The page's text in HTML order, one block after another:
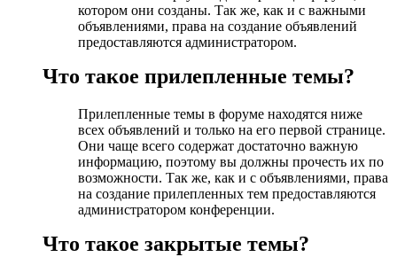
котором они созданы. Так же, как и с важными
объявлениями, права на создание объявлений
предоставляются администратором.
Что такое прилепленные темы?
Прилепленные темы в форуме находятся ниже
всех объявлений и только на его первой странице.
Они чаще всего содержат достаточно важную
информацию, поэтому вы должны прочесть их по
возможности. Так же, как и с объявлениями, права
на создание прилепленных тем предоставляются
администратором конференции.
Что такое закрытые темы?